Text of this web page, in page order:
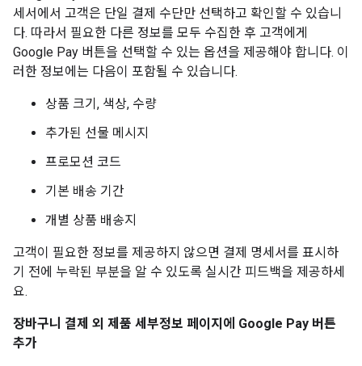
세서에서 고객은 단일 결제 수단만 선택하고 확인할 수 있습니
다. 따라서 필요한 다른 정보를 모두 수집한 후 고객에게
Google Pay 버튼을 선택할 수 있는 옵션을 제공해야 합니다. 이
러한 정보에는 다음이 포함될 수 있습니다.
상품 크기, 색상, 수량
추가된 선물 메시지
프로모션 코드
기본 배송 기간
개별 상품 배송지
고객이 필요한 정보를 제공하지 않으면 결제 명세서를 표시하
기 전에 누락된 부분을 알 수 있도록 실시간 피드백을 제공하세
요.
장바구니 결제 외 제품 세부정보 페이지에 Google Pay 버튼
추가